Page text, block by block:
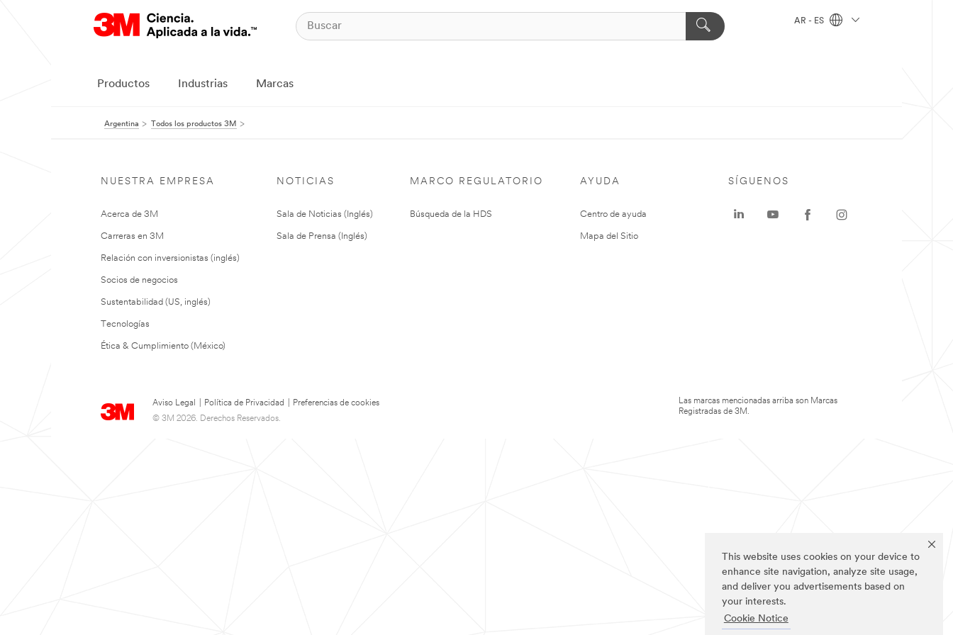
This website uses cookies on your device to
enhance site navigation, analyze site usage,
and deliver you advertisements based on
your interests.
Cookie Notice
AR - ES
Productos Industrias Marcas
Argentina Todos los productos 3M
NUESTRA EMPRESA
Acerca de 3M
Carreras en 3M
Relación con inversionistas (inglés)
Socios de negocios
Sustentabilidad (US, inglés)
Tecnologías
Ética & Cumplimiento (México)
NOTICIAS
Sala de Noticias (Inglés)
Sala de Prensa (Inglés)
MARCO REGULATORIO
Búsqueda de la HDS
AYUDA
Centro de ayuda
Mapa del Sitio
Aviso Legal Política de Privacidad
Preferencias de cookies
© 3M 2026. Derechos Reservados.
SÍGUENOS
Las marcas mencionadas arriba son Marcas
Registradas de 3M.